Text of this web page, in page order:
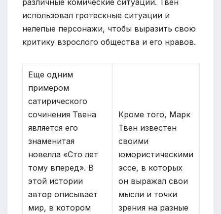
различные комические ситуации. Твен
использовал гротескные ситуации и
нелепые персонажи, чтобы выразить свою
критику взрослого общества и его нравов.
Еще одним
примером
сатирического
сочинения Твена
является его
знаменитая
новелла «Сто лет
тому вперед». В
этой истории
автор описывает
мир, в котором
Кроме того, Марк
Твен известен
своими
юмористическими
эссе, в которых
он выражал свои
мысли и точки
зрения на разные